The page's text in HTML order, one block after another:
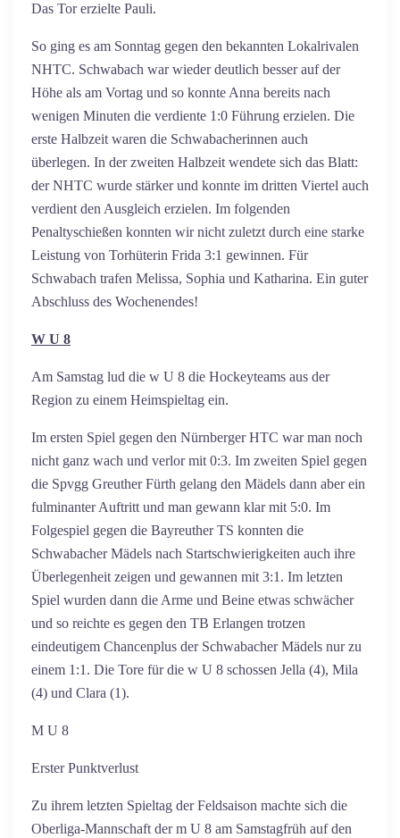
Das Tor erzielte Pauli.
So ging es am Sonntag gegen den bekannten Lokalrivalen
NHTC. Schwabach war wieder deutlich besser auf der
Höhe als am Vortag und so konnte Anna bereits nach
wenigen Minuten die verdiente 1:0 Führung erzielen. Die
erste Halbzeit waren die Schwabacherinnen auch
überlegen. In der zweiten Halbzeit wendete sich das Blatt:
der NHTC wurde stärker und konnte im dritten Viertel auch
verdient den Ausgleich erzielen. Im folgenden
Penaltyschießen konnten wir nicht zuletzt durch eine starke
Leistung von Torhüterin Frida 3:1 gewinnen. Für
Schwabach trafen Melissa, Sophia und Katharina. Ein guter
Abschluss des Wochenendes!
W U 8
Am Samstag lud die w U 8 die Hockeyteams aus der
Region zu einem Heimspieltag ein.
Im ersten Spiel gegen den Nürnberger HTC war man noch
nicht ganz wach und verlor mit 0:3. Im zweiten Spiel gegen
die Spvgg Greuther Fürth gelang den Mädels dann aber ein
fulminanter Auftritt und man gewann klar mit 5:0. Im
Folgespiel gegen die Bayreuther TS konnten die
Schwabacher Mädels nach Startschwierigkeiten auch ihre
Überlegenheit zeigen und gewannen mit 3:1. Im letzten
Spiel wurden dann die Arme und Beine etwas schwächer
und so reichte es gegen den TB Erlangen trotzen
eindeutigem Chancenplus der Schwabacher Mädels nur zu
einem 1:1. Die Tore für die w U 8 schossen Jella (4), Mila
(4) und Clara (1).
M U 8
Erster Punktverlust
Zu ihrem letzten Spieltag der Feldsaison machte sich die
Oberliga-Mannschaft der m U 8 am Samstagfrüh auf den